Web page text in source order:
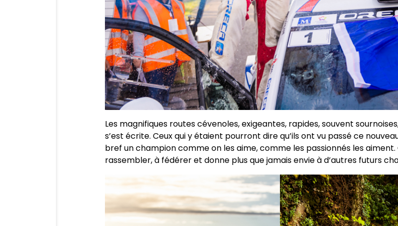
Les magnifiques routes cévenoles, exigeantes, rapides, souvent
s’est écrite. Ceux qui y étaient pourront dire qu’ils ont vu passé ce
bref un champion comme on les aime, comme les passionnés les
rassembler, à fédérer et donne plus que jamais envie à d’autres futurs